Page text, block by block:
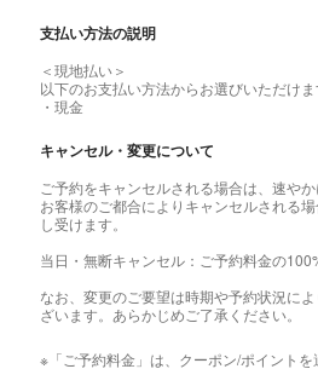
支払い方法の説明
＜現地払い＞
以下のお支払い方法からお選びいただけま
・現金
キャンセル・変更について
ご予約をキャンセルされる場合は、速やか
お客様のご都合によりキャンセルされる
し受けます。
当日・無断キャンセル：ご予約料金の
なお、変更のご要望は時期や予約状況に
ざいます。あらかじめご了承ください。
※「ご予約料金」は、クーポン/ポイントを